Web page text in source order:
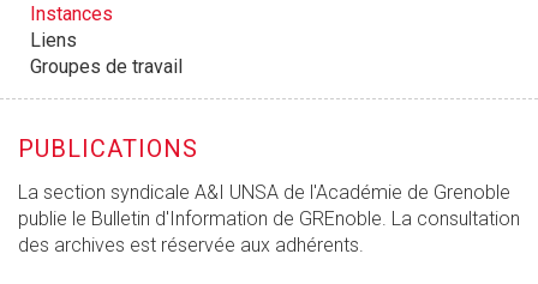
Instances
Liens
Groupes de travail
PUBLICATIONS
La section syndicale A&I UNSA de l'Académie de Grenoble
publie le Bulletin d'Information de GREnoble. La consultation
des archives est réservée aux adhérents.